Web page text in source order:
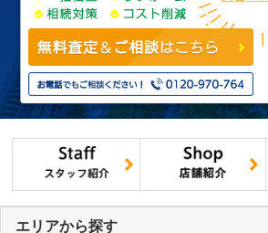
エリアから探す